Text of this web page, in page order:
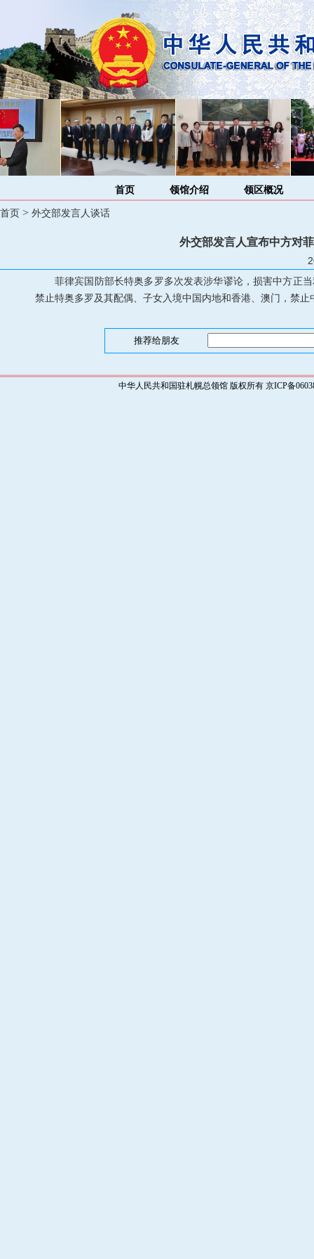
首页 领馆介绍 领区概况
首页 > 外交部发言人谈话
外交部发言人宣布中方对
菲律宾国防部长特奥多罗多次发表涉华谬论，损害中方正
禁止特奥多罗及其配偶、子女入境中国内地和香港、澳门，禁
推荐给朋友
中华人民共和国驻札幌总领馆 版权所有 京ICP备